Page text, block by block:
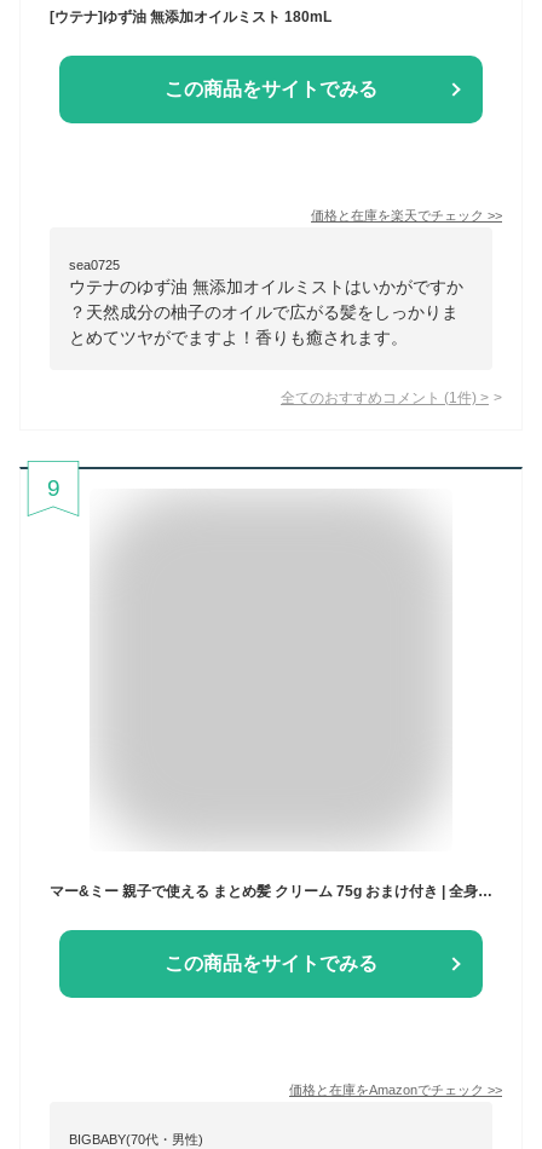
[ウテナ]ゆず油 無添加オイルミスト 180mL
この商品をサイトでみる
価格と在庫を楽天でチェック >>
sea0725
ウテナのゆず油 無添加オイルミストはいかがですか
？天然成分の柚子のオイルで広がる髪をしっかりま
とめてツヤがでますよ！香りも癒されます。
全てのおすすめコメント (1 件) >
9
マー&ミー 親子で使える まとめ髪 クリーム 75g おまけ付き | 全身 肌にも使える ヘアケア スタイリング ママ ベビー キッズ 子供 赤ちゃん ラッテ
この商品をサイトでみる
価格と在庫をAmazonでチェック >>
BIGBABY(70代・男性)